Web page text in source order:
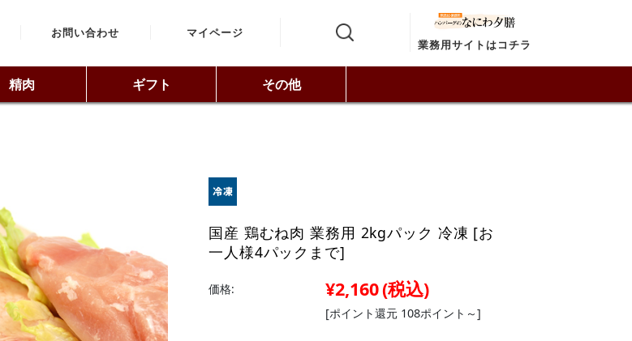
お問い合わせ
マイページ
業務用サイトはコチラ
精肉 ギフト その他
国産 鶏むね肉 業務用 2kgパック 冷凍 [お
一人様4パックまで]
価格: ¥2,160(税込)
[ポイント還元 108ポイント～]